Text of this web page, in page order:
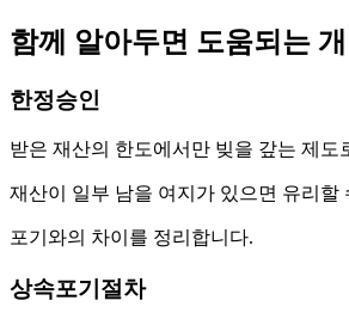
함께 알아두면 도움되는
한정승인
받은 재산의 한도에서만 빚을 갚는 제도
재산이 일부 남을 여지가 있으면 유리할
포기와의 차이를 정리합니다.
상속포기절차